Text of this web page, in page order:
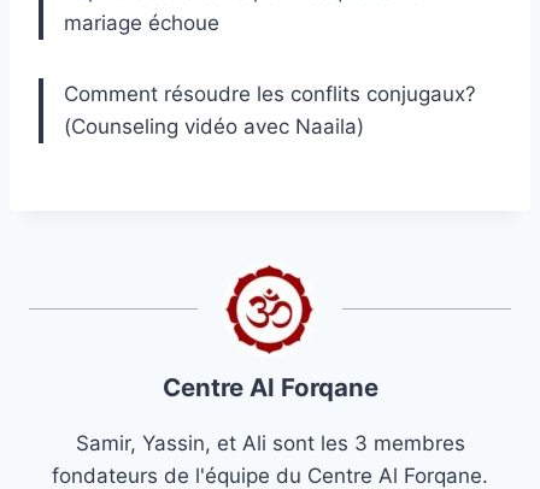
mariage échoue
Comment résoudre les conflits conjugaux?
(Counseling vidéo avec Naaila)
Centre Al Forqane
Samir, Yassin, et Ali sont les 3 membres
fondateurs de l'équipe du Centre Al Forqane.